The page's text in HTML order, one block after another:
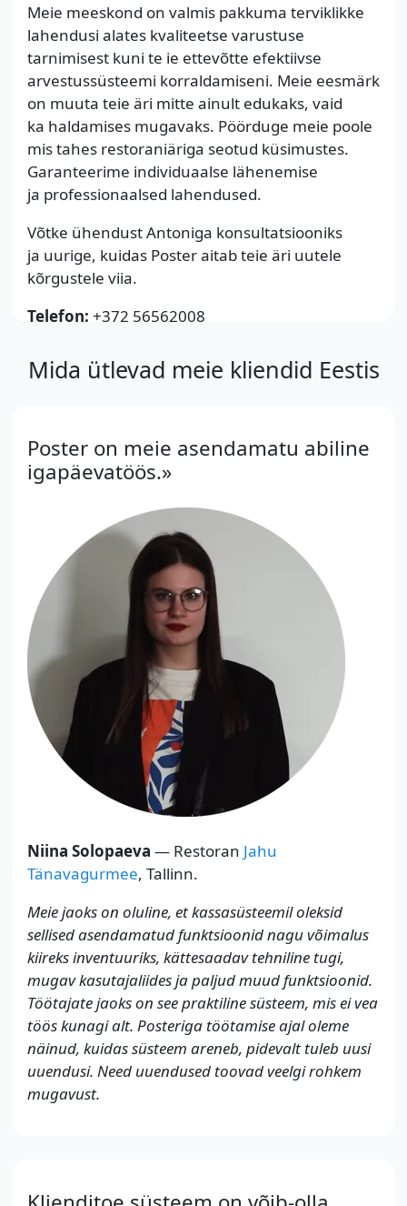
Meie meeskond on valmis pakkuma terviklikke
lahendusi alates kvaliteetse varustuse
tarnimisest kuni te ie ettevõtte efektiivse
arvestussüsteemi korraldamiseni. Meie eesmärk
on muuta teie äri mitte ainult edukaks, vaid
ka haldamises mugavaks. Pöörduge meie poole
mis tahes restoraniäriga seotud küsimustes.
Garanteerime individuaalse lähenemise
ja professionaalsed lahendused.
Võtke ühendust Antoniga konsultatsiooniks
ja uurige, kuidas Poster aitab teie äri uutele
kõrgustele viia.
Telefon: +372 56562008
Mida ütlevad meie kliendid Eestis
Poster on meie asendamatu abiline
igapäevatöös.»
Niina Solopaeva — Restoran Jahu
Tänavagurmee, Tallinn.
Meie jaoks on oluline, et kassasüsteemil oleksid
sellised asendamatud funktsioonid nagu võimalus
kiireks inventuuriks, kättesaadav tehniline tugi,
mugav kasutajaliides ja paljud muud funktsioonid.
Töötajate jaoks on see praktiline süsteem, mis ei vea
töös kunagi alt. Posteriga töötamise ajal oleme
näinud, kuidas süsteem areneb, pidevalt tuleb uusi
uuendusi. Need uuendused toovad veelgi rohkem
mugavust.